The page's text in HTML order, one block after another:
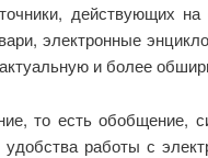
действующих
электронные
и более
то есть обобщение,
работы с